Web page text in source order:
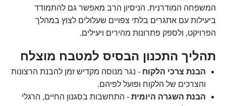
המשפחה המודרנית. הניסיון הרב מאפשר גם להתמודד
ביעילות עם אתגרים בלתי צפויים שעלולים לצוץ במהלך
הפרויקט, ולספק פתרונות מהירים ויעילים.
תהליך התכנון הבסיס למטבח מוצלח
הבנת צרכי הלקוח - נגר מנוסה מקדיש זמן להבנת הרצונות
והצרכים של הלקוח ופועל לפיהם.
הבנת השגרה היומית - התחשבות בסגנון החיים, הרגלי